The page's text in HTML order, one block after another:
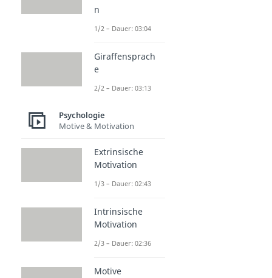
n
1/2 – Dauer: 03:04
Giraffensprach
e
2/2 – Dauer: 03:13
Psychologie
Motive & Motivation
Extrinsische
Motivation
1/3 – Dauer: 02:43
Intrinsische
Motivation
2/3 – Dauer: 02:36
Motive